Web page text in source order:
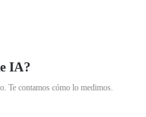
IA?
Te contamos cómo lo medimos.